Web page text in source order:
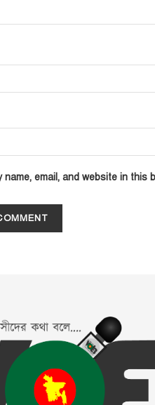
name, email, and website in this